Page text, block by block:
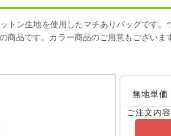
トン生地を使用したマチありバッグです
商品です。カラー商品のご用意もござい
無地単価
ご注文内